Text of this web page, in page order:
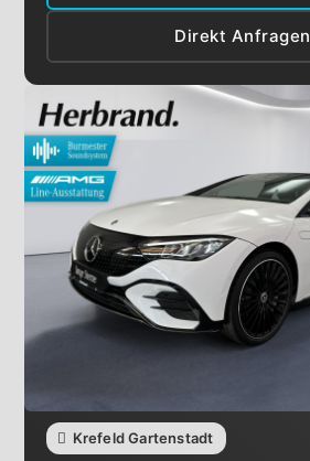
Direkt Anfragen
Krefeld Gartenstadt